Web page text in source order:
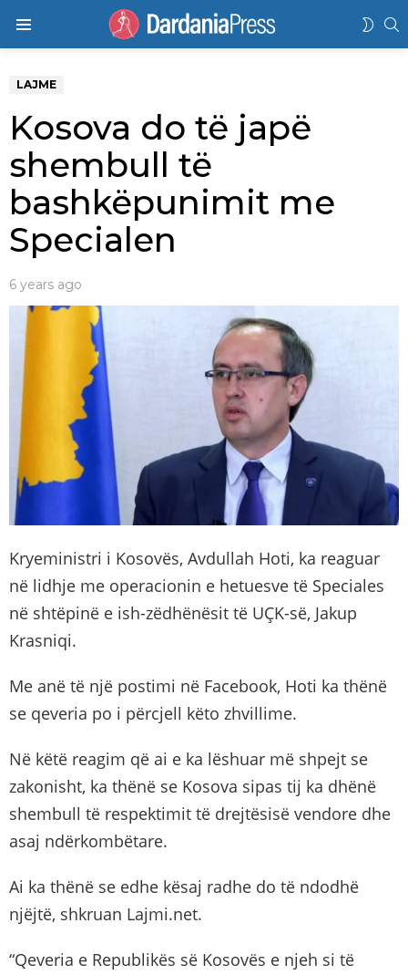
LAJME
Kosova do të japë
shembull të
bashkëpunimit me
Specialen
6 years ago
Kryeministri i Kosovës, Avdullah Hoti, ka reaguar
në lidhje me operacionin e hetuesve të Speciales
në shtëpinë e ish-zëdhënësit të UÇK-së, Jakup
Krasniqi.
Me anë të një postimi në Facebook, Hoti ka thënë
se qeveria po i përcjell këto zhvillime.
Në këtë reagim që ai e ka lëshuar më shpejt se
zakonisht, ka thënë se Kosova sipas tij ka dhënë
shembull të respektimit të drejtësisë vendore dhe
asaj ndërkombëtare.
Ai ka thënë se edhe kësaj radhe do të ndodhë
njëjtë, shkruan Lajmi.net.
“Qeveria e Republikës së Kosovës e njeh si të